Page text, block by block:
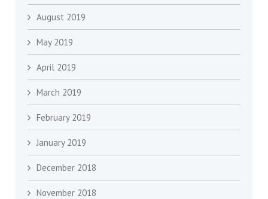
August 2019
May 2019
April 2019
March 2019
February 2019
January 2019
December 2018
November 2018